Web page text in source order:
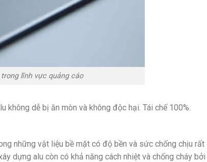
trong lĩnh vực quảng cáo
không dễ bị ăn mòn và không độc hại. Tái chế 100%.
những vật liệu bề mặt có độ bền và sức chống chịu rất
dựng alu còn có khả năng cách nhiệt và chống cháy bởi